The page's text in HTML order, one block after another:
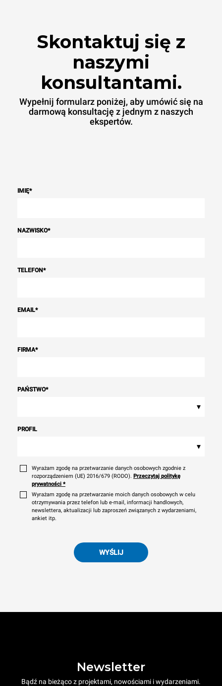
można wyeliminować,
wybierając zakup energii
produkowanej ze źródeł
odnawialnych.
Gas Protocol
Skontaktuj się z
naszymi
konsultantami.
Wypełnij formularz poniżej, aby umówić się na
darmową konsultację z jednym z naszych
ekspertów.
IMIĘ*
NAZWISKO*
TELEFON*
EMAIL*
FIRMA*
PAŃSTWO*
▾
PROFIL
▾
Wyrażam zgodę na przetwarzanie danych osobowych zgodnie z
rozporządzeniem (UE) 2016/679 (RODO). Przeczytaj politykę
prywatności *
Wyrażam zgodę na przetwarzanie moich danych osobowych w celu
otrzymywania przez telefon lub e-mail, informacji handlowych,
newslettera, aktualizacji lub zaproszeń związanych z wydarzeniami,
ankiet itp.
WYŚLIJ
Newsletter
Bądź na bieżąco z projektami, nowościami i wydarzeniami.